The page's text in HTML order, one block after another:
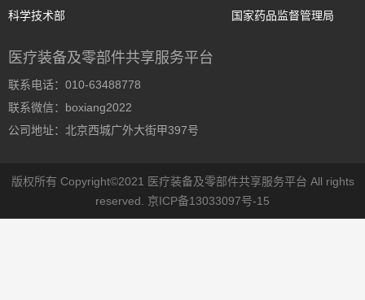
科学技术部 国家药品监督管理局
医疗装备及零部件共享服务平台
联系电话：010-63488778
联系微信：boxiang2022
公司地址：北京西城广外大街甲397号
版权所有 Copyright©2021 医疗装备及零部件共享服务平台 All rights
reserved. 京ICP备13033097号-15